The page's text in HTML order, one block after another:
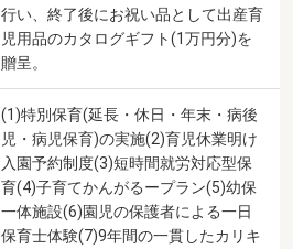
行い、終了後にお祝い品として出産育
児用品のカタログギフト(1万円分)を
贈呈。
(1)特別保育(延長・休日・年末・病後
児・病児保育)の実施(2)育児休業明け
入園予約制度(3)短時間就労対応型保
育(4)子育てかんがるープラン(5)幼保
一体施設(6)園児の保護者による一日
保育士体験(7)9年間の一貫したカリキ